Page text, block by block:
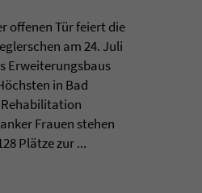
offenen Tür feiert die
am 24. Juli
Erweiterungsbaus
in Bad
Frauen stehen
Plätze zur ...